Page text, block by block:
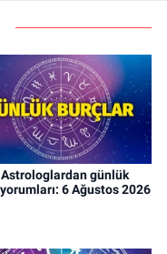
günlük
6 Ağustos 2026